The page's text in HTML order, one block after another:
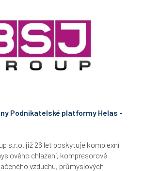
Podnikatelské platformy Helas -
s.r.o. již 26 let poskytuje komplexní
chlazení, kompresorové
vzduchu, průmyslových